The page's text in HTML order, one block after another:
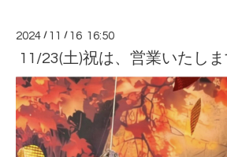
2024 / 11 / 16 16:50
11/23(土)祝は、営業いたしま